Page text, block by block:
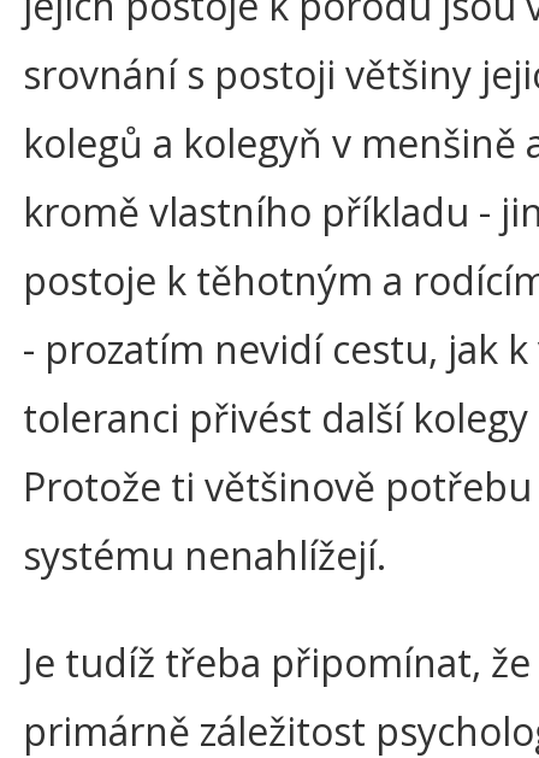
srovnání s postoji většiny
kolegů a kolegyň v menšině
kromě vlastního příkladu -
postoje k těhotným a
- prozatím nevidí cestu, jak
toleranci přivést další kolegy
Protože ti většinově
systému nenahlížejí.
Je tudíž třeba připomínat,
primárně záležitost